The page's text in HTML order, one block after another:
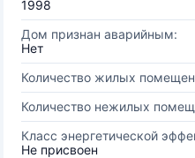
1998
Дом признан аварийным:
Нет
Количество жилых
Количество нежилых
Класс энергетической
Не присвоен